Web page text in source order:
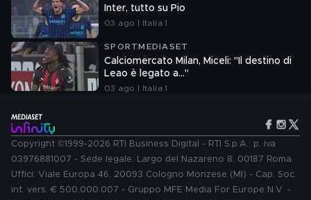
Inter, tutto su Pio
03 ago | Italia 1
SPORTMEDIASET
Calciomercato Milan, Miceli: "Il destino di
Leao è legato a..."
03 ago | Italia 1
Copyright ©1999-2026 RTI Business Digital - RTI S.p.A.: p. iva
03976881007 - Sede legale: Largo del Nazareno 8, 00187 Roma.
Uffici: Viale Europa 46, 20093 Cologno Monzese (MI) - Cap. Soc.
int. vers. € 500.000.007 - Gruppo MFE Media For Europe N.V. -